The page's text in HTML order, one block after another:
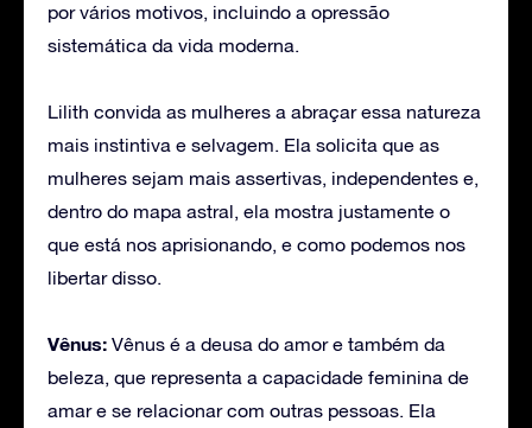
por vários motivos, incluindo a opressão
sistemática da vida moderna.
Lilith convida as mulheres a abraçar essa natureza
mais instintiva e selvagem. Ela solicita que as
mulheres sejam mais assertivas, independentes e,
dentro do mapa astral, ela mostra justamente o
que está nos aprisionando, e como podemos nos
libertar disso.
Vênus: Vênus é a deusa do amor e também da
beleza, que representa a capacidade feminina de
amar e se relacionar com outras pessoas. Ela